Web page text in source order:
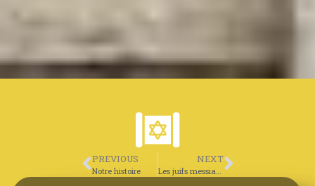
PREVIOUS
Notre histoire
NEXT